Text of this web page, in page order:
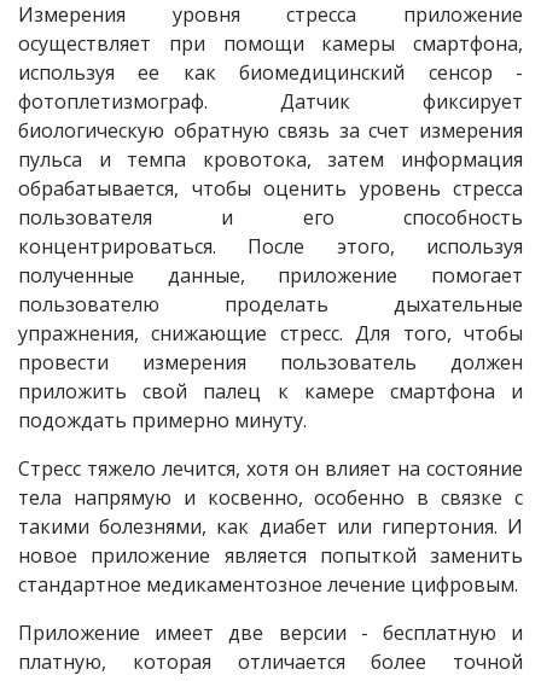
Измерения уровня стресса приложение
осуществляет при помощи камеры смартфона,
используя ее как биомедицинский сенсор -
фотоплетизмограф. Датчик фиксирует
биологическую обратную связь за счет измерения
пульса и темпа кровотока, затем информация
обрабатывается, чтобы оценить уровень стресса
пользователя и его способность
концентрироваться. После этого, используя
полученные данные, приложение помогает
пользователю проделать дыхательные
упражнения, снижающие стресс. Для того, чтобы
провести измерения пользователь должен
приложить свой палец к камере смартфона и
подождать примерно минуту.
Стресс тяжело лечится, хотя он влияет на состояние
тела напрямую и косвенно, особенно в связке с
такими болезнями, как диабет или гипертония. И
новое приложение является попыткой заменить
стандартное медикаментозное лечение цифровым.
Приложение имеет две версии - бесплатную и
платную, которая отличается более точной